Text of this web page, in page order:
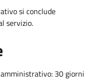
si conclude
servizio.
30 giorni